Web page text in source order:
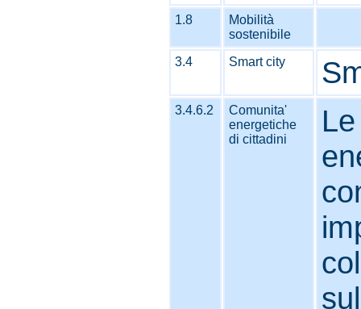
1.8
Mobilità
sostenibile
3.4
Smart city
3.4.6.2
Comunita'
energetiche
di cittadini